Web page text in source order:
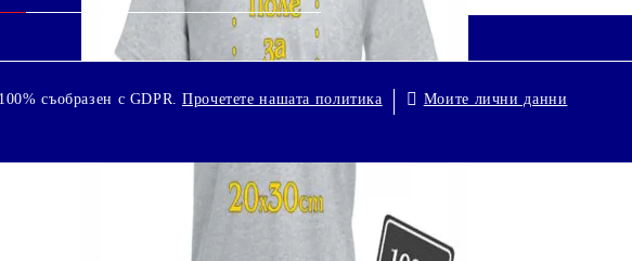
съобразен с GDPR. Прочетете нашата политика Моите лични данни